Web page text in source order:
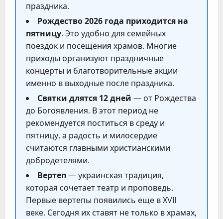
праздника.
Рождество 2026 года приходится на
пятницу. Это удобно для семейных
поездок и посещения храмов. Многие
приходы организуют праздничные
концерты и благотворительные акции
именно в выходные после праздника.
Святки длятся 12 дней — от Рождества
до Богоявления. В этот период не
рекомендуется поститься в среду и
пятницу, а радость и милосердие
считаются главными христианскими
добродетелями.
Вертеп— украинская традиция,
которая сочетает театр и проповедь.
Первые вертепы появились еще в XVII
веке. Сегодня их ставят не только в храмах,